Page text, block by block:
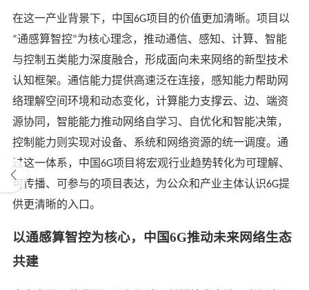
在这一产业背景下，中国6G项目的价值更加清晰。项目以
“通感算智控”为核心理念，推动通信、感知、计算、智能
与控制五类能力深度融合，形成面向未来网络的新型技术
认知框架。通信能力提供高速泛在连接，感知能力帮助网
络理解空间环境和动态变化，计算能力支撑云、边、端资
源协同，智能能力推动网络自学习、自优化和智能决策，
控制能力则实现对设备、系统和网络资源的统一调度。通
过这一体系，中国6G项目将宏观行业趋势转化为可理解、
可传播、可参与的项目表达，为公众和产业主体认识6G提
供更清晰的入口。
以通感算智控为核心，中国6G推动未来网络生态
共建